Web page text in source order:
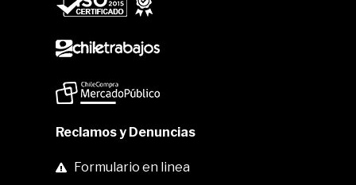
Reclamos y Denuncias
Formulario en linea